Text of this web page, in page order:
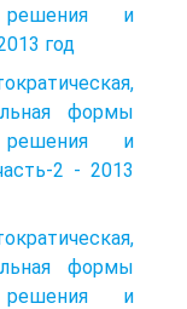
решения и
год
формы
решения и
2 - 2013
формы
решения и